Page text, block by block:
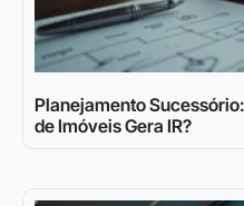
Planejamento
de Imóveis Gera IR?